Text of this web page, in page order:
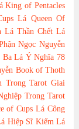
King of Pentacles
Lá Queen Of
Lá Thần Chết Lá
Ngọc Nguyễn
Ba Lá Ý Nghĩa 78
Book of Thoth
Trong Tarot Giai
Trong Tarot
of Cups Lá Công
Hiệp Sĩ Kiếm Lá